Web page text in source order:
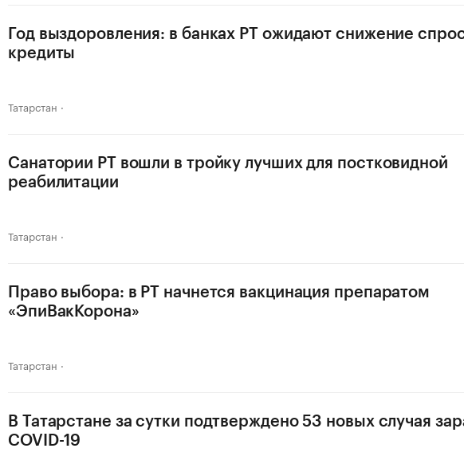
Год выздоровления: в банках РТ ожидают снижение
кредиты
Татарстан
Санатории РТ вошли в тройку лучших для постковидной
реабилитации
Татарстан
Право выбора: в РТ начнется вакцинация препаратом
«ЭпиВакКорона»
Татарстан
В Татарстане за сутки подтверждено 53 новых случая
COVID-19